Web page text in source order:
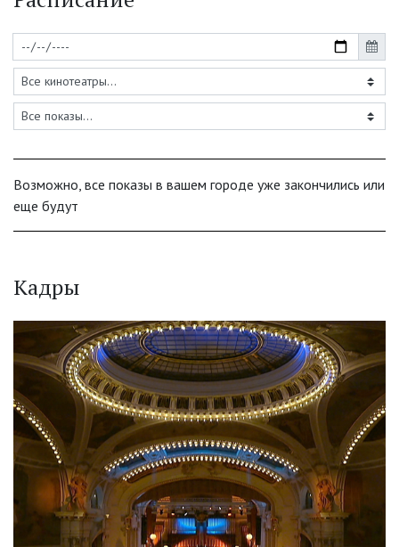
Возможно, все показы в вашем городе уже закончились или
еще будут
Кадры